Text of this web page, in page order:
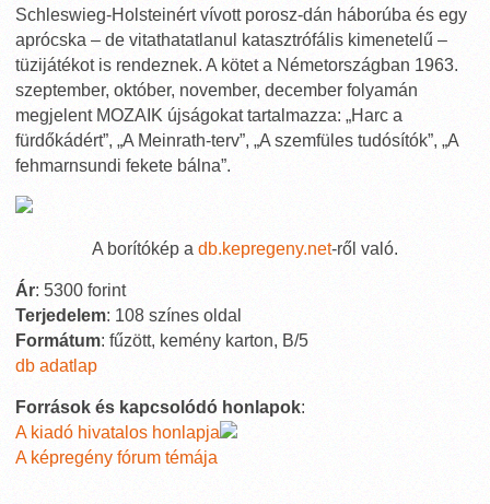
Schleswieg-Holsteinért vívott porosz-dán háborúba és egy
aprócska – de vitathatatlanul katasztrófális kimenetelű –
tüzijátékot is rendeznek. A kötet a Németországban 1963.
szeptember, október, november, december folyamán
megjelent MOZAIK újságokat tartalmazza: „Harc a
fürdőkádért”, „A Meinrath-terv”, „A szemfüles tudósítók”, „A
fehmarnsundi fekete bálna”.
A borítókép a db.kepregeny.net-ről való.
Ár: 5300 forint
Terjedelem: 108 színes oldal
Formátum: fűzött, kemény karton, B/5
db adatlap
Források és kapcsolódó honlapok:
A kiadó hivatalos honlapja
A képregény fórum témája